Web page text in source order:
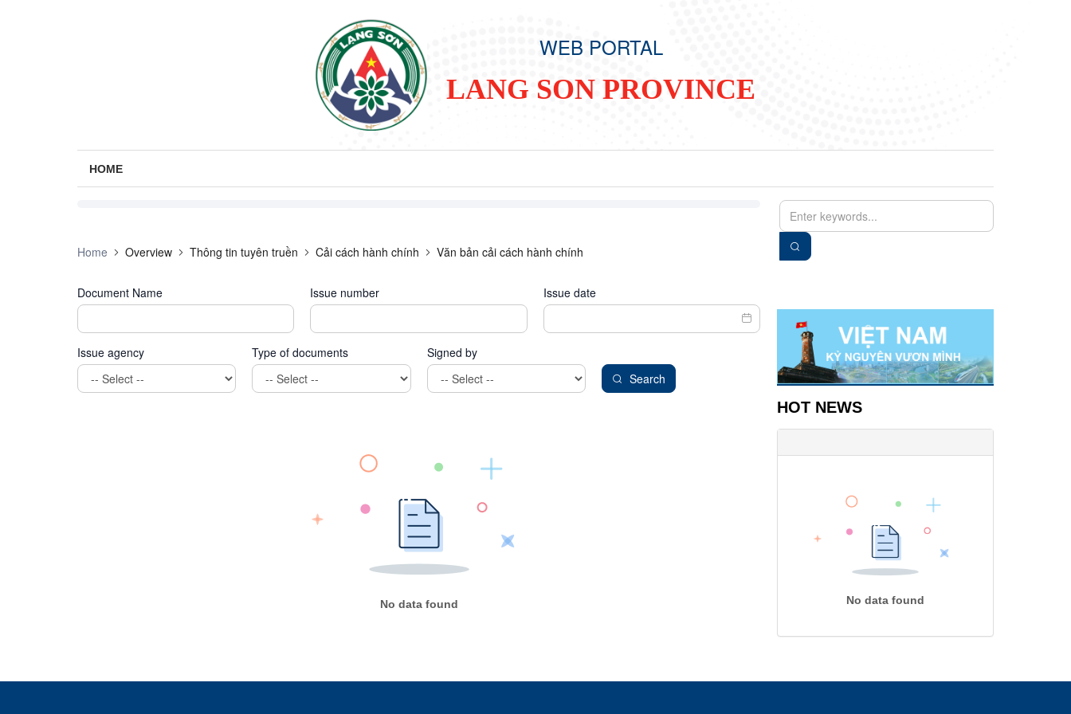
WEB PORTAL
LANG SON PROVINCE
HOME
Home Overview Thông tin tuyên truền Cải cách hành chính Văn bản cải cách hành chính
Document Name Issue number Issue date
Issue agency Type of documents
Signed by
Search
No data found
HOT NEWS
No data found